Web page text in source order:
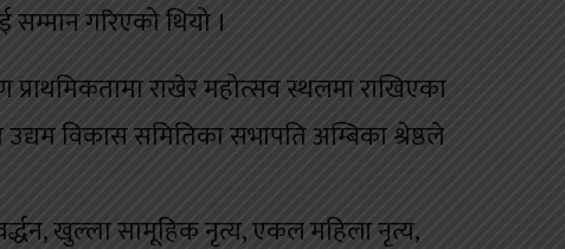
गरिएको थियो ।
राखेर महोत्सव स्थलमा राखिएका
विकास समितिका सभापति अम्बिका श्रेष्ठले
खुल्ला सामूहिक नृत्य, एकल महिला नृत्य,